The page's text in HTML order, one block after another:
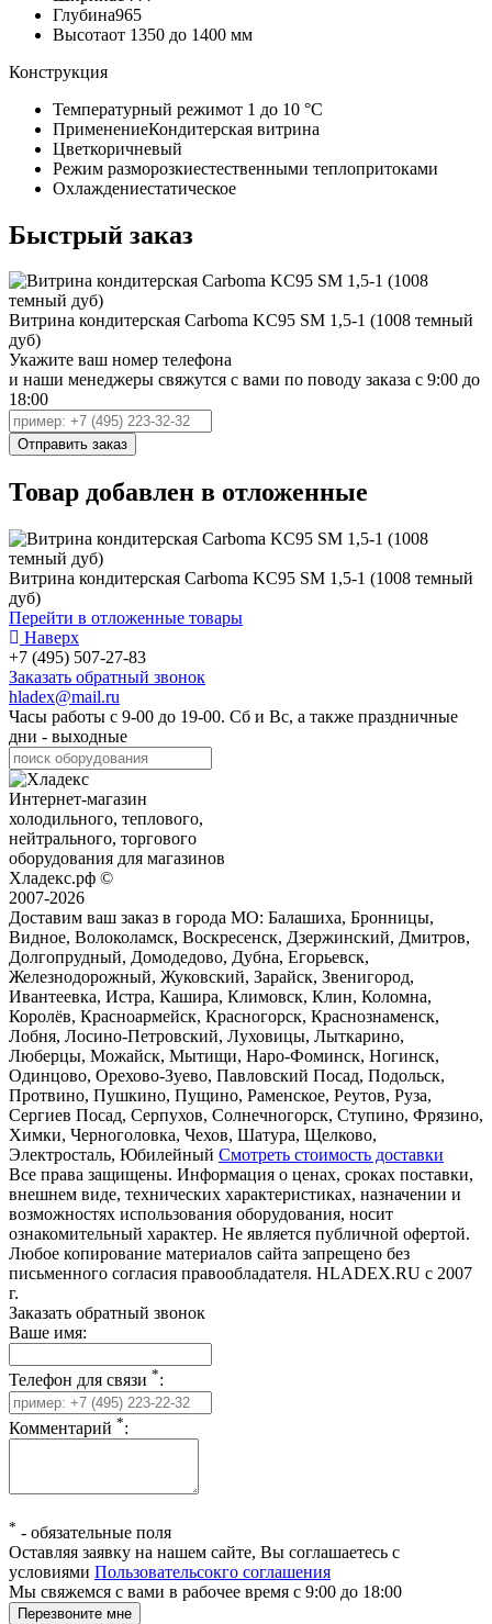
Глубина965
Высотаот 1350 до 1400 мм
Конструкция
Температурный режимот 1 до 10 °С
ПрименениеКондитерская витрина
Цветкоричневый
Режим разморозкиестественными теплопритоками
Охлаждениестатическое
Быстрый заказ
Витрина кондитерская Carboma KC95 SM 1,5-1 (1008 темный
дуб)
Укажите ваш номер телефона
и наши менеджеры свяжутся с вами по поводу заказа с 9:00 до
18:00
Товар добавлен в отложенные
Витрина кондитерская Carboma KC95 SM 1,5-1 (1008 темный
дуб)
Перейти в отложенные товары
Наверх
+7 (495) 507-27-83
Заказать обратный звонок
hladex@mail.ru
Часы работы с 9-00 до 19-00. Сб и Вс, а также праздничные
дни - выходные
Интернет-магазин
холодильного, теплового,
нейтрального, торгового
оборудования для магазинов
Хладекс.рф ©
2007-2026
Доставим ваш заказ в города МО: Балашиха, Бронницы,
Видное, Волоколамск, Воскресенск, Дзержинский, Дмитров,
Долгопрудный, Домодедово, Дубна, Егорьевск,
Железнодорожный, Жуковский, Зарайск, Звенигород,
Ивантеевка, Истра, Кашира, Климовск, Клин, Коломна,
Королёв, Красноармейск, Красногорск, Краснознаменск,
Лобня, Лосино-Петровский, Луховицы, Лыткарино,
Люберцы, Можайск, Мытищи, Наро-Фоминск, Ногинск,
Одинцово, Орехово-Зуево, Павловский Посад, Подольск,
Протвино, Пушкино, Пущино, Раменское, Реутов, Руза,
Сергиев Посад, Серпухов, Солнечногорск, Ступино, Фрязино,
Химки, Черноголовка, Чехов, Шатура, Щелково,
Электросталь, Юбилейный Смотреть стоимость доставки
Все права защищены. Информация о ценах, сроках поставки,
внешнем виде, технических характеристиках, назначении и
возможностях использования оборудования, носит
ознакомительный характер. Не является публичной офертой.
Любое копирование материалов сайта запрещено без
письменного согласия правообладателя. HLADEX.RU c 2007
г.
Заказать обратный звонок
Ваше имя:
Телефон для связи *:
Комментарий *:
* - обязательные поля
Оставляя заявку на нашем сайте, Вы соглашаетесь с
условиями Пользовательсокго соглашения
Мы свяжемся с вами в рабочее время с 9:00 до 18:00